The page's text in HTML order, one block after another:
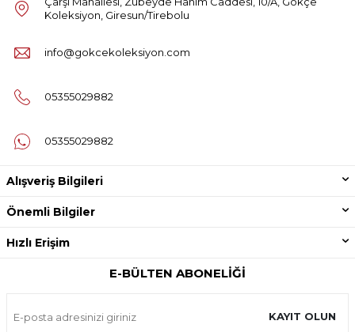
Koleksiyon, Giresun/Tirebolu
info@gokcekoleksiyon.com
05355029882
05355029882
Alışveriş Bilgileri
Önemli Bilgiler
Hızlı Erişim
E-BÜLTEN ABONELIĞI
KAYIT OLUN